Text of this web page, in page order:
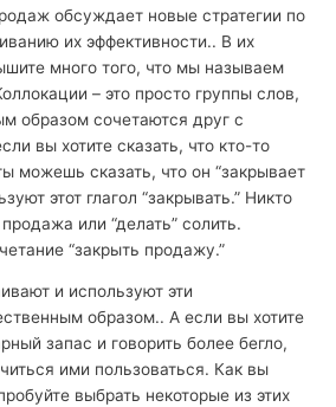
обсуждает новые стратегии по
их эффективности.. В их
много того, что мы называем
– это просто группы слов,
образом сочетаются друг с
вы хотите сказать, что кто-то
можешь сказать, что он “закрывает
этот глагол “закрывать.” Никто
или “делать” солить.
“закрыть продажу.”
и используют эти
образом.. А если вы хотите
запас и говорить более бегло,
ими пользоваться. Как вы
выбрать некоторые из этих